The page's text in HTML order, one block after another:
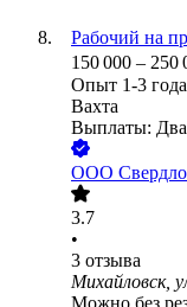
Рабочий на
150 000 – 250
Опыт 1-3 года
Вахта
Выплаты: Два
ООО
3.7
•
3 отзыва
Михайловск,